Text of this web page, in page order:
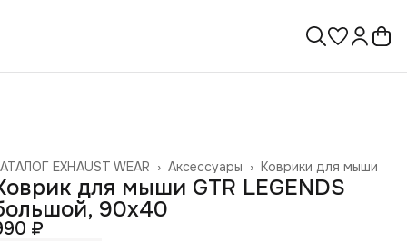
Коврики для мыши
Аксессуары ›
EXHAUST WEAR ›
для мыши GTR LEGENDS
90х40
₽